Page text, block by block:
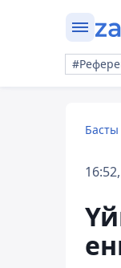
Басты